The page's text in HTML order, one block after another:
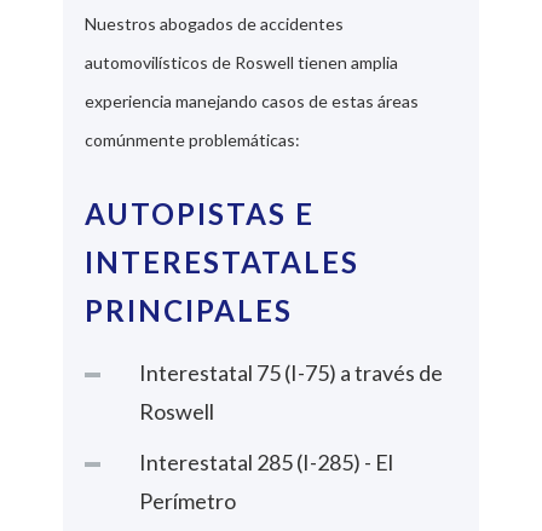
Nuestros abogados de accidentes
automovilísticos de Roswell tienen amplia
experiencia manejando casos de estas áreas
comúnmente problemáticas:
AUTOPISTAS E
INTERESTATALES
PRINCIPALES
Interestatal 75 (I-75) a través de
Roswell
Interestatal 285 (I-285) - El
Perímetro